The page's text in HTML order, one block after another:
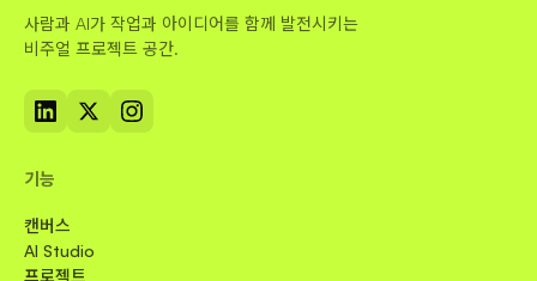
사람과 AI가 작업과 아이디어를 함께 발전시키는
비주얼 프로젝트 공간.
기능
캔버스
AI Studio
프로젝트